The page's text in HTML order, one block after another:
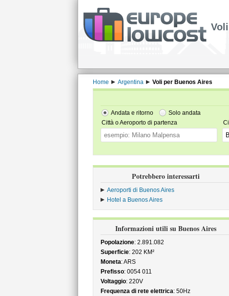
Home Argentina Voli per Buenos Aires
Andata e ritorno
Solo andata
Città o Aeroporto di partenza
Potrebbero interessarti
Aeroporti di Buenos Aires
Hotel a Buenos Aires
Informazioni utili su Buenos Aires
Popolazione: 2.891.082
Superficie: 202 KM²
Moneta: ARS
Prefisso: 0054 011
Voltaggio: 220V
Frequenza di rete elettrica: 50Hz